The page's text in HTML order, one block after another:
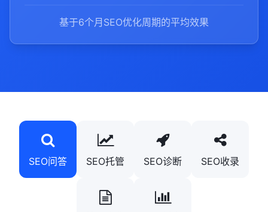
基于6个月SEO优化周期的平均效果
SEO问答 SEO托管 SEO诊断 SEO收录